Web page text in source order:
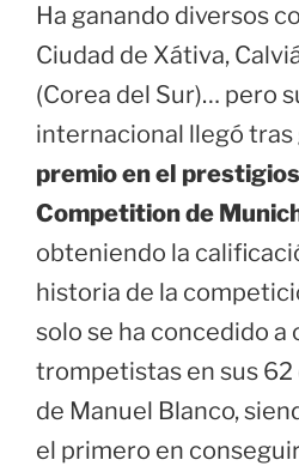
Ha ganando diversos
Ciudad de Xátiva,
(Corea del Sur)… pero
internacional llegó tras
premio en el
Competition de
obteniendo la
historia de la
solo se ha concedido a
trompetistas en sus
de Manuel Blanco,
el primero en